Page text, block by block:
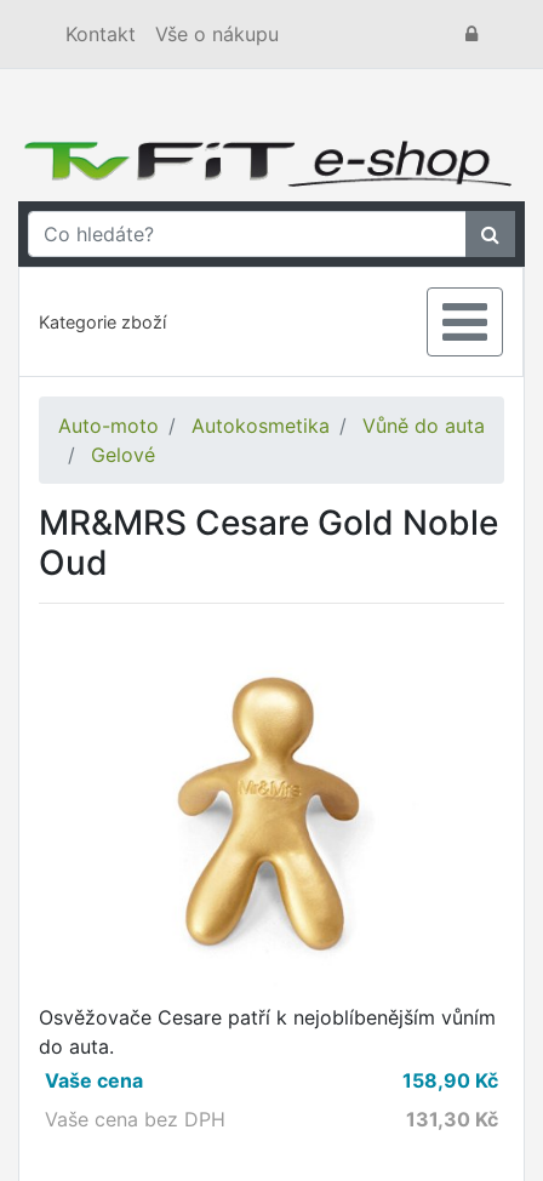
Kontakt Vše o nákupu
Kategorie zboží
Auto-moto Autokosmetika
Vůně do auta
Gelové
MR&MRS Cesare Gold Noble
Oud
Osvěžovače Cesare patří k nejoblíbenějším vůním
do auta.
Vaše cena
158,90 Kč
Vaše cena bez DPH
131,30 Kč